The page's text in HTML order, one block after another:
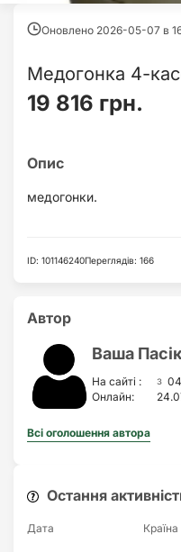
Оновлено 2026-05-07 в
Медогонка 4-
19 816 грн.
медогонки.
ID: 101146240Переглядів: 166
Автор
Ваша
На сайті : з
Онлайн:
Всі оголошення автора
Остання
Дата Країна